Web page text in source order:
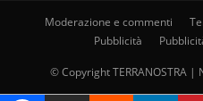
Moderazione e commenti
Pubblicità
© Copyright TERRANOSTRA |